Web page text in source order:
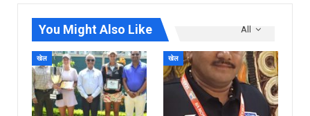
All
You Might Also Like
खेल खेल